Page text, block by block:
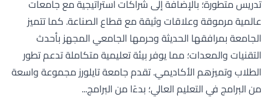
تدريس متطورة؛ بالإضافة إلى شراكات استراتيجية مع جامعات
عالمية مرموقة وعلاقات وثيقة مع قطاع الصناعة. كما تتميز
الجامعة بمرافقها الحديثة وحرمها الجامعي المجهز بأحدث
التقنيات والمعدات؛ مما يوفر بيئة تعليمية متكاملة تدعم تطور
الطلاب وتميزهم الأكاديمي. تقدم جامعة تايلورز مجموعة واسعة
من البرامج في التعليم العالي؛ بدءًا من البرامج...